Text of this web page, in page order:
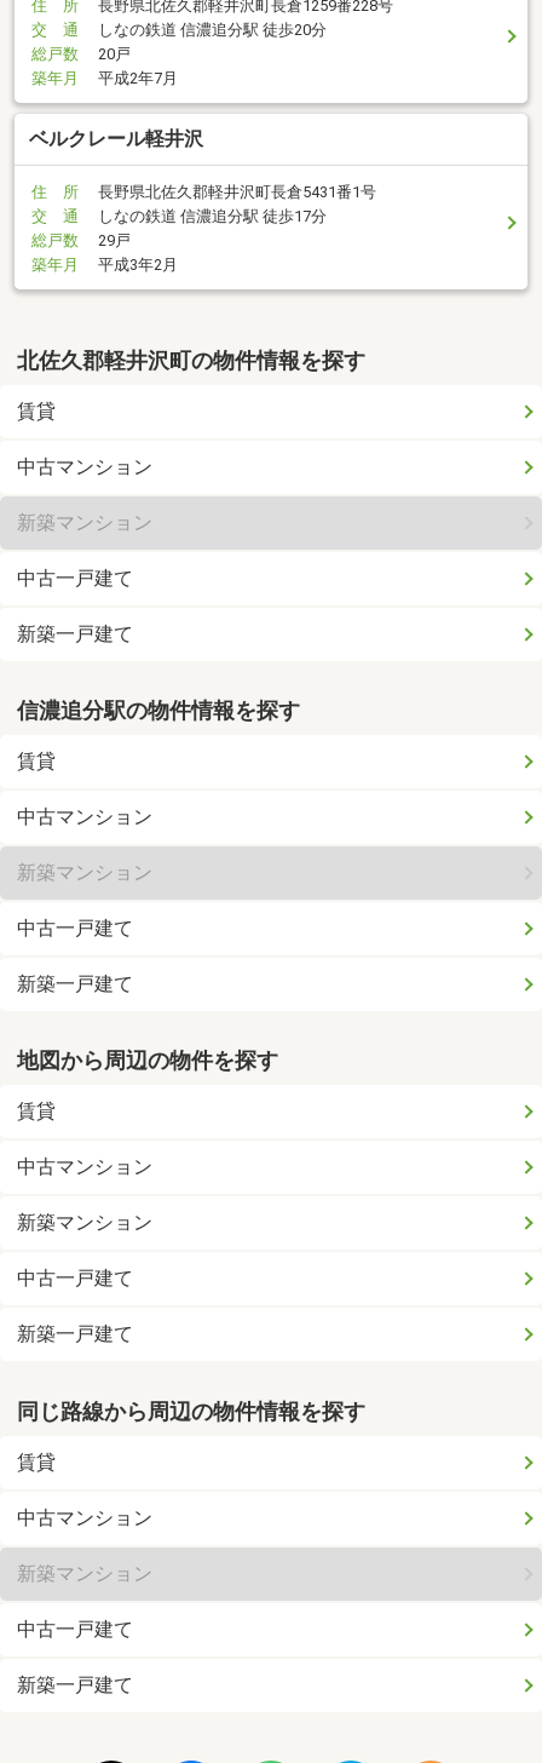
住 所
長野県北佐久郡軽井沢町長倉1259番228号
交 通
しなの鉄道 信濃追分駅 徒歩20分
総戸数
20戸
築年月
平成2年7月
ベルクレール軽井沢
住 所
長野県北佐久郡軽井沢町長倉5431番1号
交 通
しなの鉄道 信濃追分駅 徒歩17分
総戸数
29戸
築年月
平成3年2月
北佐久郡軽井沢町の物件情報を探す
賃貸
中古マンション
新築マンション
中古一戸建て
新築一戸建て
信濃追分駅の物件情報を探す
賃貸
中古マンション
新築マンション
中古一戸建て
新築一戸建て
地図から周辺の物件を探す
賃貸
中古マンション
新築マンション
中古一戸建て
新築一戸建て
同じ路線から周辺の物件情報を探す
賃貸
中古マンション
新築マンション
中古一戸建て
新築一戸建て